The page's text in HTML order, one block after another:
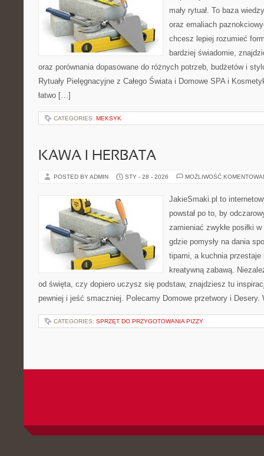
mały rytuał. To baza
oraz emaliach
chcesz lepiej rozumieć
bardziej świadomie,
oraz porównania dopasowane do różnych potrzeb, budżetów i
Rytuały Pielęgnacyjne z Całego Świata i Domowe SPA i
łatwo […]
CATEGORIES: MEKSYK
KAWA I HERBATA
POSTED BY ADMIN STY - 28 - 2026 MOŻLIWOŚĆ
JakieSmaki.pl to
powstał po to, by
zamieniać zwykłe posiłki
gdzie pomysły na dania
tipami, a kuchnia
kreatywną zabawą.
od święta, czy dopiero uczysz się podstaw, znajdziesz tu
pewniej i jeść smaczniej. Polecamy Domowe przetwory i
CATEGORIES: SPRZĘT DO PRZYGOTOWANIA PIZZY